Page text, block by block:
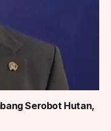
Serobot Hutan,